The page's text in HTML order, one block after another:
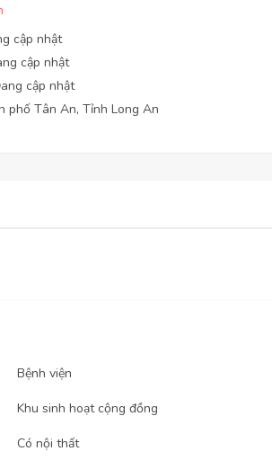
cập nhật
cập nhật
cập nhật
phố Tân An, Tỉnh Long An
Bệnh viện
Khu sinh hoạt cộng đồng
Có nội thất